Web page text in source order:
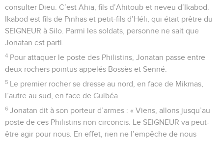
consulter Dieu. C’est Ahia, fils d’Ahitoub et neveu d’Ikabod.
Ikabod est fils de Pinhas et petit-fils d’Héli, qui était prêtre du
SEIGNEUR à Silo. Parmi les soldats, personne ne sait que
Jonatan est parti.
4 Pour attaquer le poste des Philistins, Jonatan passe entre
deux rochers pointus appelés Bossès et Senné.
5 Le premier rocher se dresse au nord, en face de Mikmas,
l’autre au sud, en face de Guibéa.
6 Jonatan dit à son porteur d’armes : « Viens, allons jusqu’au
poste de ces Philistins non circoncis. Le SEIGNEUR va peut-
être agir pour nous. En effet, rien ne l’empêche de nous